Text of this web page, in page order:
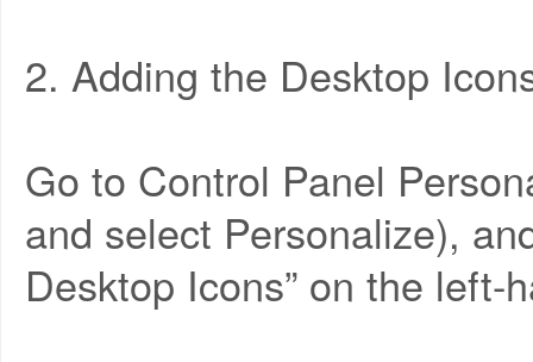
2. Adding the Desktop
Go to Control Panel
and select Personalize),
Desktop Icons” on the left-